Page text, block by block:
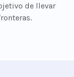
de llevar